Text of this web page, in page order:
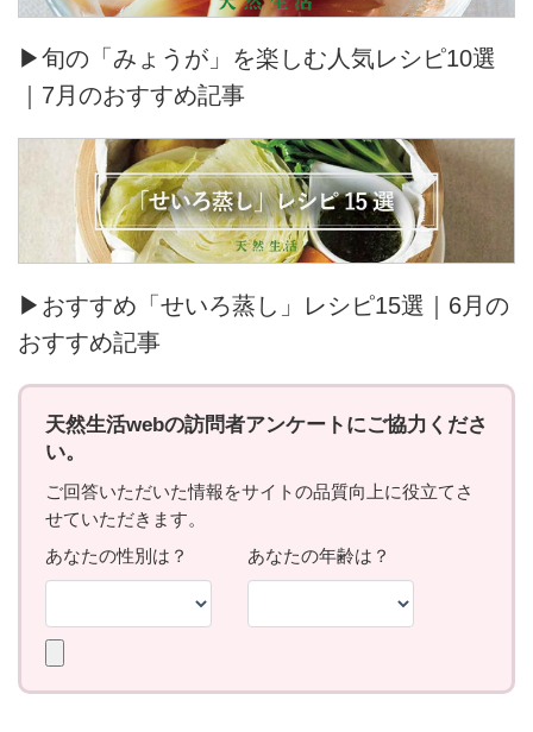
▶旬の「みょうが」を楽しむ人気レシピ10選
｜7月のおすすめ記事
▶おすすめ「せいろ蒸し」レシピ15選｜6月の
おすすめ記事